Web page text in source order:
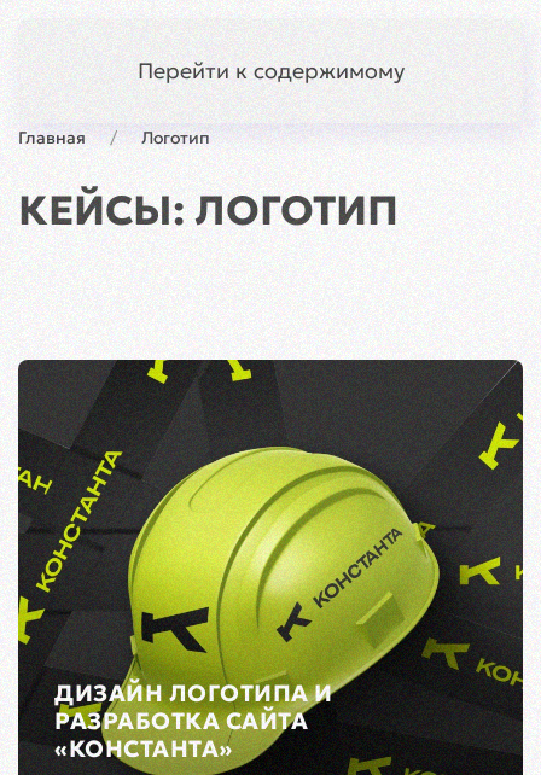
Перейти к содержимому
Главная Логотип
КЕЙСЫ: ЛОГОТИП
ДИЗАЙН ЛОГОТИПА И
РАЗРАБОТКА САЙТА
«КОНСТАНТА»